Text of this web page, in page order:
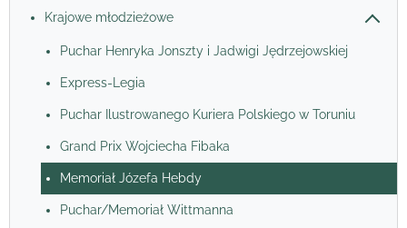
Krajowe młodzieżowe
Puchar Henryka Jonszty i Jadwigi Jędrzejowskiej
Express-Legia
Puchar Ilustrowanego Kuriera Polskiego w Toruniu
Grand Prix Wojciecha Fibaka
Memoriał Józefa Hebdy
Puchar/Memoriał Wittmanna